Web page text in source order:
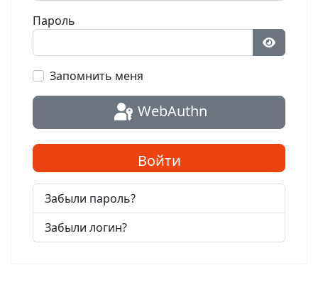
Пароль
Запомнить меня
WebAuthn
Войти
Забыли пароль?
Забыли логин?